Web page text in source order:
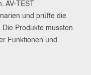
AV-TEST
und prüfte die
Produkte mussten
Funktionen und